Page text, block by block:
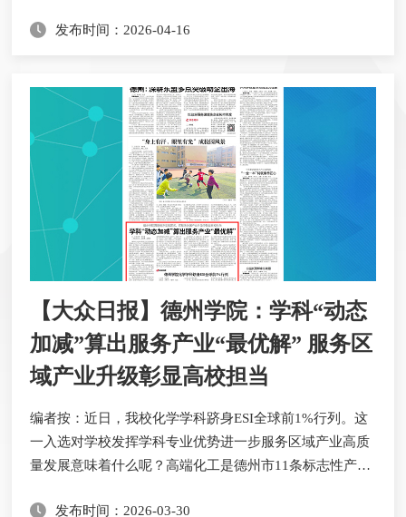
发布时间：2026-04-16
【大众日报】德州学院：学科“动态
加减”算出服务产业“最优解” 服务区
域产业升级彰显高校担当
​编者按：近日，我校化学学科跻身ESI全球前1%行列。这
一入选对学校发挥学科专业优势进一步服务区域产业高质
量发展意味着什么呢？高端化工是德州市11条标志性产业
势头稳定。拥有华鲁恒升、恒源石化等众多明星企业，全
发布时间：2026-03-30